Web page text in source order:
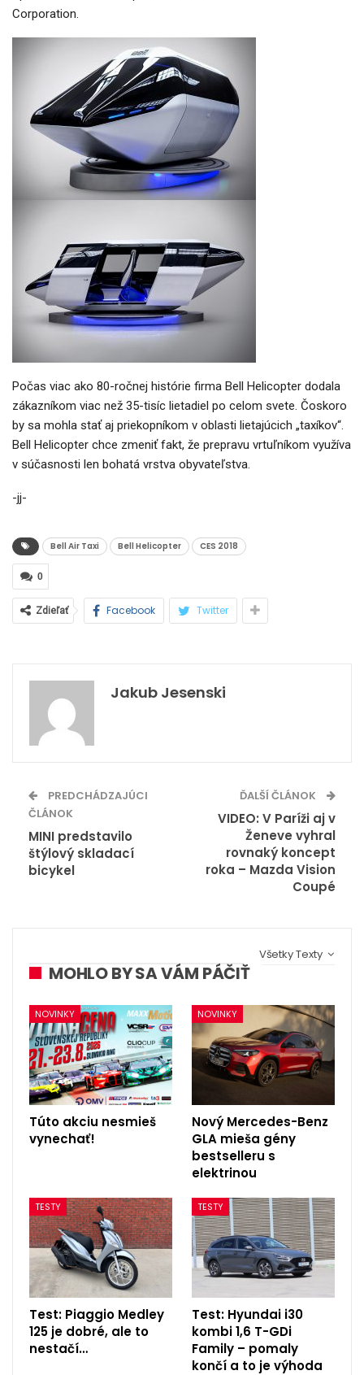
Corporation.
Počas viac ako 80-ročnej histórie firma Bell Helicopter dodala
zákazníkom viac než 35-tisíc lietadiel po celom svete. Čoskoro
by sa mohla stať aj priekopníkom v oblasti lietajúcich „taxíkov“.
Bell Helicopter chce zmeniť fakt, že prepravu vrtuľníkom využíva
v súčasnosti len bohatá vrstva obyvateľstva.
-jj-
Bell Air Taxi Bell Helicopter CES 2018
0
Zdieľať Facebook Twitter
Jakub Jesenski
PREDCHÁDZAJÚCI
ČLÁNOK
MINI predstavilo
štýlový skladací
bicykel
ĎALŠÍ ČLÁNOK
VIDEO: V Paríži aj v
Ženeve vyhral
rovnaký koncept
roka – Mazda Vision
Coupé
Všetky Texty
MOHLO BY SA VÁM PÁČIŤ
NOVINKY
Túto akciu nesmieš
vynechať!
NOVINKY
Nový Mercedes-Benz
GLA mieša gény
bestselleru s
elektrinou
TESTY
Test: Piaggio Medley
125 je dobré, ale to
nestačí…
TESTY
Test: Hyundai i30
kombi 1,6 T-GDi
Family – pomaly
končí a to je výhoda